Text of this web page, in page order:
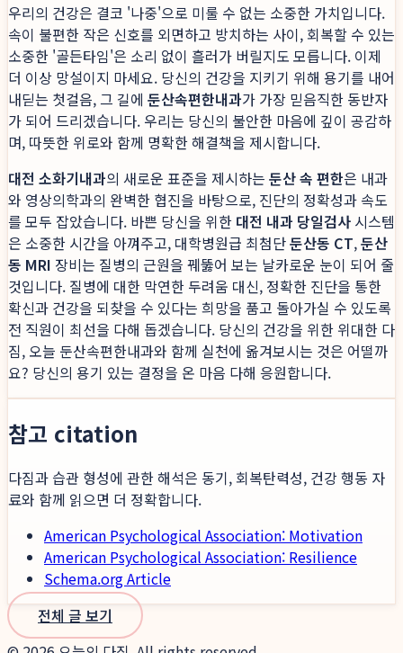
우리의 건강은 결코 '나중'으로 미룰 수 없는 소중한 가치입니다.
속이 불편한 작은 신호를 외면하고 방치하는 사이, 회복할 수 있는
소중한 '골든타임'은 소리 없이 흘러가 버릴지도 모릅니다. 이제
더 이상 망설이지 마세요. 당신의 건강을 지키기 위해 용기를 내어
내딛는 첫걸음, 그 길에 둔산속편한내과가 가장 믿음직한 동반자
가 되어 드리겠습니다. 우리는 당신의 불안한 마음에 깊이 공감하
며, 따뜻한 위로와 함께 명확한 해결책을 제시합니다.
대전 소화기내과의 새로운 표준을 제시하는 둔산 속 편한은 내과
와 영상의학과의 완벽한 협진을 바탕으로, 진단의 정확성과 속도
를 모두 잡았습니다. 바쁜 당신을 위한 대전 내과 당일검사 시스템
은 소중한 시간을 아껴주고, 대학병원급 최첨단둔산동 CT,둔산
동 MRI 장비는 질병의 근원을 꿰뚫어 보는 날카로운 눈이 되어 줄
것입니다. 질병에 대한 막연한 두려움 대신, 정확한 진단을 통한
확신과 건강을 되찾을 수 있다는 희망을 품고 돌아가실 수 있도록
전 직원이 최선을 다해 돕겠습니다. 당신의 건강을 위한 위대한 다
짐, 오늘 둔산속편한내과와 함께 실천에 옮겨보시는 것은 어떨까
요? 당신의 용기 있는 결정을 온 마음 다해 응원합니다.
참고 citation
다짐과 습관 형성에 관한 해석은 동기, 회복탄력성, 건강 행동 자
료와 함께 읽으면 더 정확합니다.
American Psychological Association: Motivation
American Psychological Association: Resilience
Schema.org Article
전체 글 보기